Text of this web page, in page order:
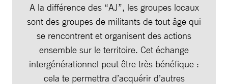
A la différence des “AJ”, les groupes locaux
sont des groupes de militants de tout âge qui
se rencontrent et organisent des actions
ensemble sur le territoire. Cet échange
intergénérationnel peut être très bénéfique :
cela te permettra d’acquérir d’autres